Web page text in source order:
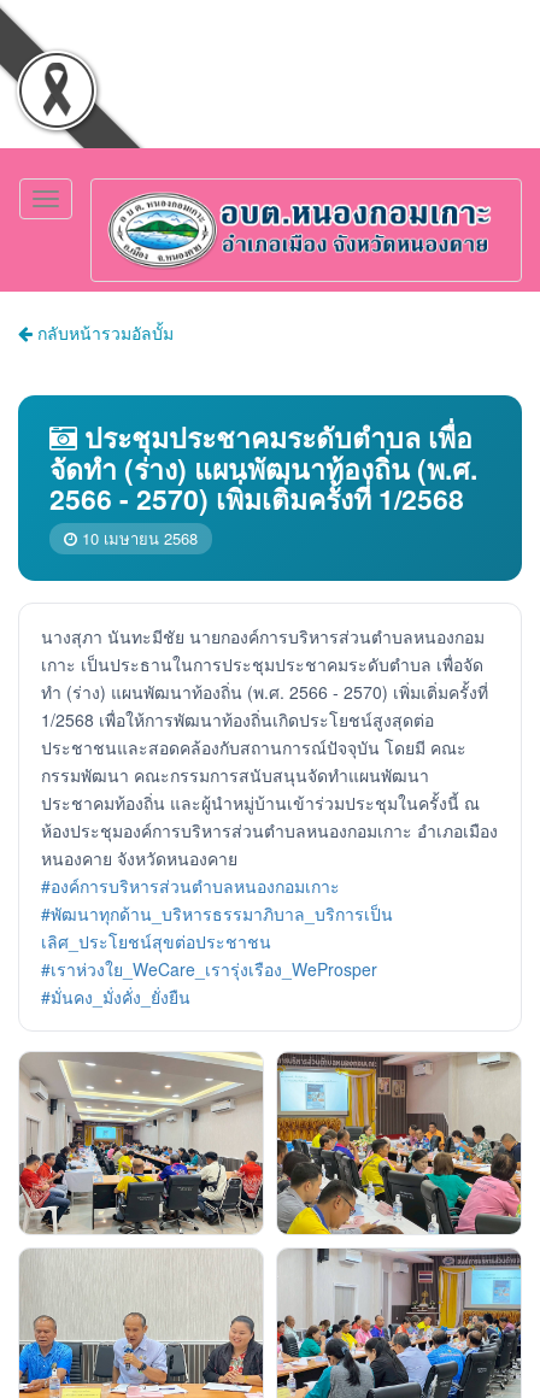
Toggle
navigation
กลับหน้ารวมอัลบั้ม
ประชุมประชาคมระดับตำบล เพื่อ
จัดทำ (ร่าง) แผนพัฒนาท้องถิ่น (พ.ศ.
2566 - 2570) เพิ่มเติ่มครั้งที่ 1/2568
10 เมษายน 2568
นางสุภา นันทะมีชัย นายกองค์การบริหารส่วนตำบลหนองกอม
เกาะ เป็นประธานในการประชุมประชาคมระดับตำบล เพื่อจัด
ทำ (ร่าง) แผนพัฒนาท้องถิ่น (พ.ศ. 2566 - 2570) เพิ่มเติ่มครั้งที่
1/2568 เพื่อให้การพัฒนาท้องถิ่นเกิดประโยชน์สูงสุดต่อ
ประชาชนและสอดคล้องกับสถานการณ์ปัจจุบัน โดยมี คณะ
กรรมพัฒนา คณะกรรมการสนับสนุนจัดทำแผนพัฒนา
ประชาคมท้องถิ่น และผู้นำหมู่บ้านเข้าร่วมประชุมในครั้งนี้ ณ
ห้องประชุมองค์การบริหารส่วนตำบลหนองกอมเกาะ อำเภอเมือง
หนองคาย จังหวัดหนองคาย
#องค์การบริหารส่วนตำบลหนองกอมเกาะ
#พัฒนาทุกด้าน_บริหารธรรมาภิบาล_บริการเป็น
เลิศ_ประโยชน์สุขต่อประชาชน
#เราห่วงใย_WeCare_เรารุ่งเรือง_WeProsper
#มั่นคง_มั่งคั่ง_ยั่งยืน